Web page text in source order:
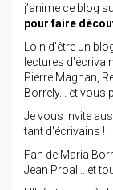
j’anime ce blog
pour faire
Loin d'être un
lectures
Pierre Magnan,
Borrely... et vous
Je vous invite
tant d'écrivains !
Fan de Maria
Jean Proal... et